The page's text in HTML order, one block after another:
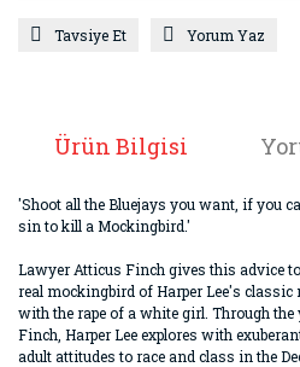
Tavsiye Et Yorum Yaz
Ürün Bilgisi
'Shoot all the Bluejays you want, if you
sin to kill a Mockingbird.'
Lawyer Atticus Finch gives this advice
real mockingbird of Harper Lee's classic
with the rape of a white girl. Through the
Finch, Harper Lee explores with
adult attitudes to race and class in the